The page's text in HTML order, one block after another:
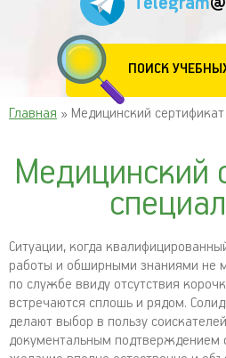
ПОИСК
Главная » Медицинский
Медицинский
Ситуации, когда
работы и обширными знаниями не
по службе ввиду отсутствия
встречаются сплошь и рядом.
делают выбор в пользу
документальным подтверждением